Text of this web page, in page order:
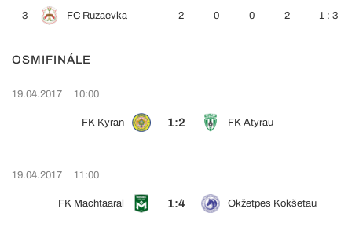
3 FC Ruzaevka 2 0 0 2 1 : 3
OSMIFINÁLE
19.04.2017 10:00
FK Kyran 1:2 FK Atyrau
19.04.2017 11:00
FK Machtaaral 1:4 Okžetpes Kokšetau